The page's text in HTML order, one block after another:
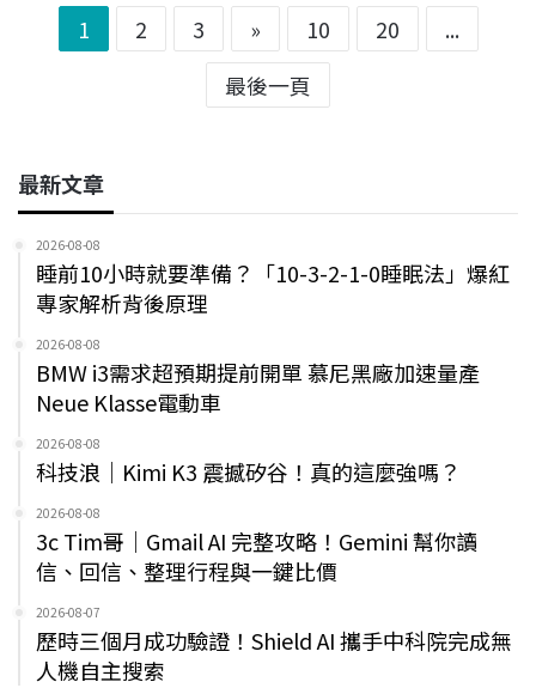
1 2 3 » 10 20
...
最後一頁
最新文章
2026-08-08
睡前10小時就要準備？「10-3-2-1-0睡眠法」爆紅
專家解析背後原理
2026-08-08
BMW i3需求超預期提前開單 慕尼黑廠加速量產
Neue Klasse電動車
2026-08-08
科技浪｜Kimi K3 震撼矽谷！真的這麼強嗎？
2026-08-08
3c Tim哥｜Gmail AI 完整攻略！Gemini 幫你讀
信、回信、整理行程與一鍵比價
2026-08-07
歷時三個月成功驗證！Shield AI 攜手中科院完成無
人機自主搜索